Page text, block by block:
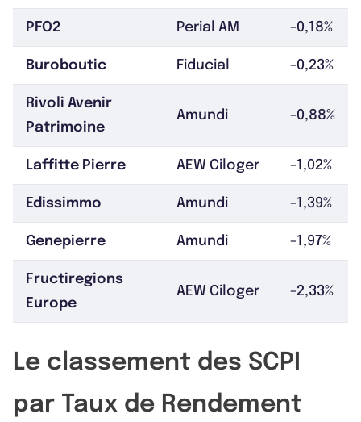
PFO2 Perial AM -0,18%
Buroboutic Fiducial -0,23%
Rivoli Avenir
Patrimoine
Amundi -0,88%
Laffitte Pierre AEW Ciloger -1,02%
Edissimmo Amundi -1,39%
Genepierre Amundi -1,97%
Fructiregions
Europe
AEW Ciloger -2,33%
Le classement des SCPI
par Taux de Rendement